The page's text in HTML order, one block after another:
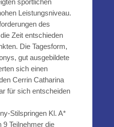
sportlichen
Leistungsniveau.
des
Zeit entschieden
Die Tagesform,
gut ausgebildete
sich einen
Cerrin Catharina
für sich entscheiden
Stilspringen Kl. A*
9 Teilnehmer die